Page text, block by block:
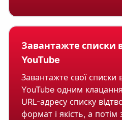
Завантажте списки
YouTube
Завантажте свої списки
YouTube одним
URL-адресу списку
формат і якість, а